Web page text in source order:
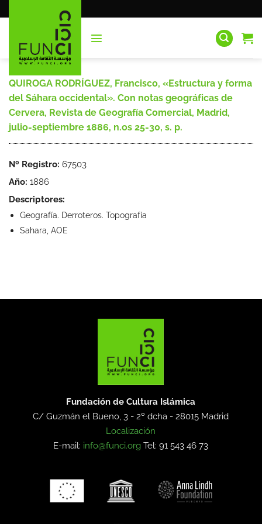
al
QUIROGA RODRÍGUEZ, Francisco, «Estructura y forma
del Sáhara occidental». Con notas geográficas de
Cervera, Revista de Geografía Comercial, Madrid,
julio-septiembre 1886, n.os 25-30, s. p.
Nº Registro: 67503
Año: 1886
Descriptores:
Geografía. Derroteros. Topografía
Sahara, AOE
Fundación de Cultura Islámica
C/ Guzmán el Bueno, 3 - 2º dcha -28015 Madrid
Localización
E-mail: info@funci.org Tel: 91 543 46 73